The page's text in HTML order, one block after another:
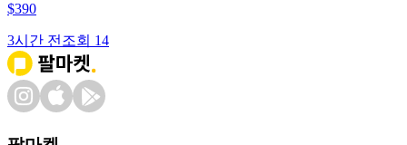
$390
3시간 전 조회 14